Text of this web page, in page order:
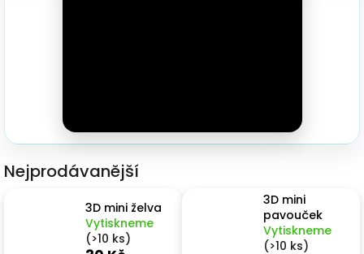
Blog
Nejprodávanější
3D mini želva
Vytiskneme
(>10 ks)
3D mini
pavouček
Vytiskneme
(>10 ks)